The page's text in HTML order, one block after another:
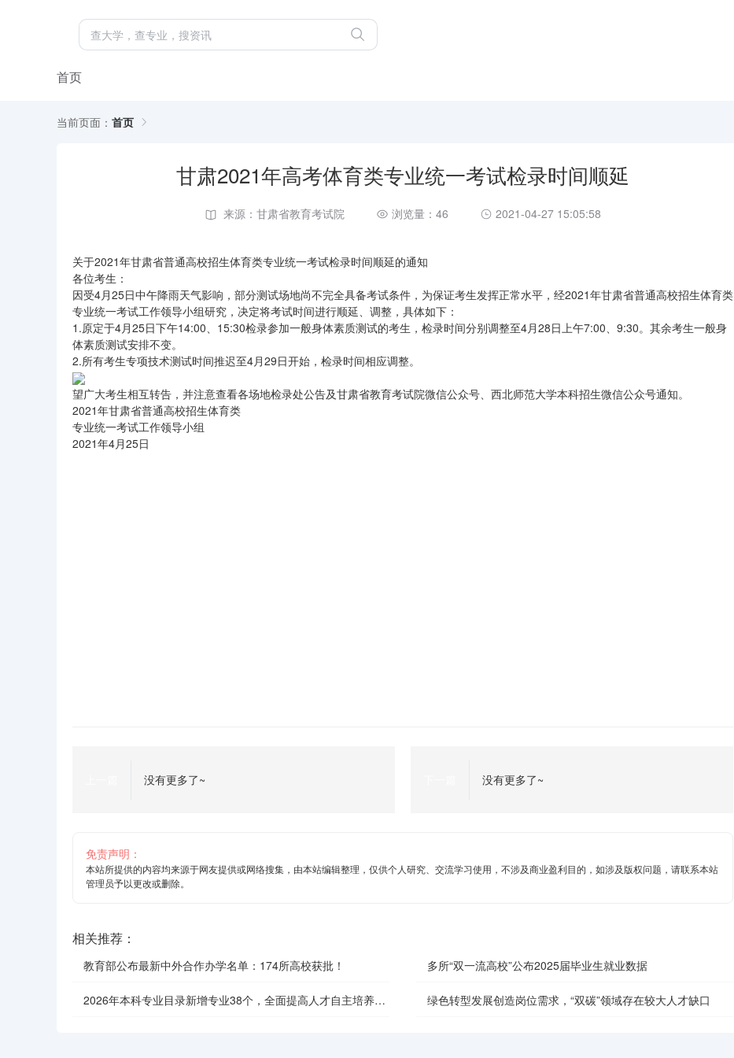
首页
当前页面： 首页
甘肃2021年高考体育类专业统一考试检录时间顺延
来源：甘肃省教育考试院 浏览量：46 2021-04-27 15:05:58
关于2021年甘肃省普通高校招生体育类专业统一考试检录时间顺延的通知
各位考生：
因受4月25日中午降雨天气影响，部分测试场地尚不完全具备考试条件，为保证考生发挥正常水平，经2021年甘肃省普通高校招生体育类
专业统一考试工作领导小组研究，决定将考试时间进行顺延、调整，具体如下：
1.原定于4月25日下午14:00、15:30检录参加一般身体素质测试的考生，检录时间分别调整至4月28日上午7:00、9:30。其余考生一般身
体素质测试安排不变。
2.所有考生专项技术测试时间推迟至4月29日开始，检录时间相应调整。
望广大考生相互转告，并注意查看各场地检录处公告及甘肃省教育考试院微信公众号、西北师范大学本科招生微信公众号通知。
2021年甘肃省普通高校招生体育类
专业统一考试工作领导小组
2021年4月25日
没有更多了~ 没有更多了~
免责声明：
本站所提供的内容均来源于网友提供或网络搜集，由本站编辑整理，仅供个人研究、交流学习使用，不涉及商业盈利目的，如涉及版权问题，请联系本站
管理员予以更改或删除。
相关推荐：
教育部公布最新中外合作办学名单：174所高校获批！ 多所“双一流高校”公布2025届毕业生就业数据
2026年本科专业目录新增专业38个，全面提高人才自主培养质 绿色转型发展创造岗位需求，“双碳”领域存在较大人才缺口